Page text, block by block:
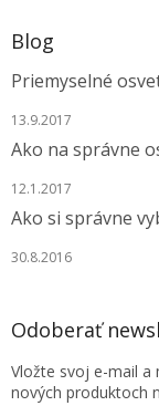
Blog
Priemyselné
13.9.2017
Ako na správne
12.1.2017
Ako si správne
30.8.2016
Odoberať
Vložte svoj e-mail a
nových produktoch